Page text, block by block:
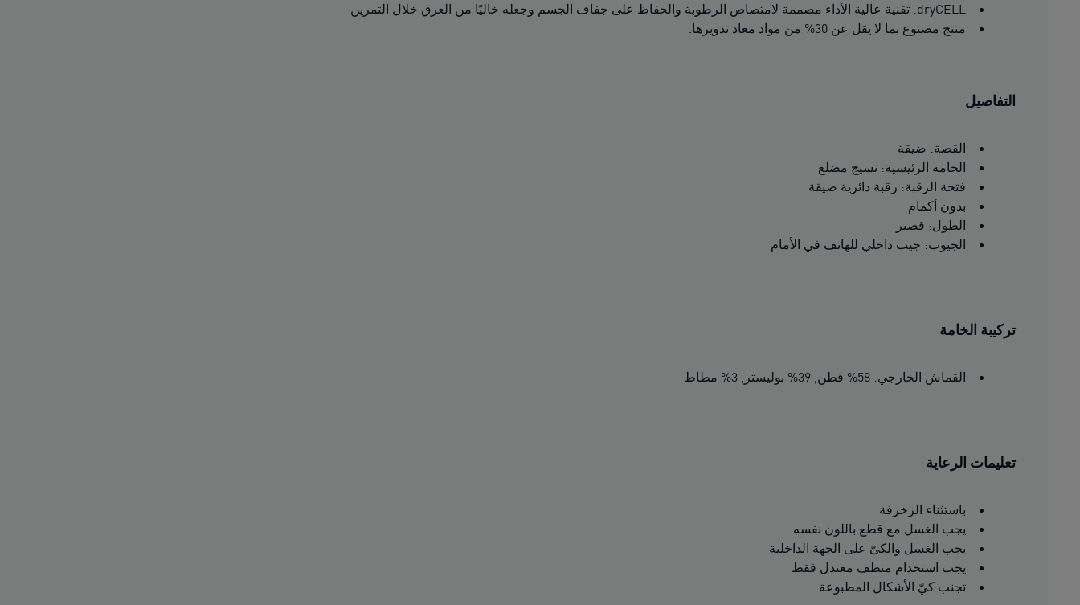
dryCELL: تقنية عالية الأداء مصممة لامتصاص الرطوبة والحفاظ على جفاف الجسم وجعله خاليًا من العرق خلال التمرين
منتج مصنوع بما لا يقل عن 30% من مواد معاد تدويرها.
التفاصيل
القصة: ضيقة
الخامة الرئيسية: نسيج مضلع
فتحة الرقبة: رقبة دائرية ضيقة
بدون أكمام
الطول: قصير
الجيوب: جيب داخلي للهاتف في الأمام
تركيبة الخامة
القماش الخارجي: 58% قطن, 39% بوليستر, 3% مطاط
تعليمات الرعاية
باستثناء الزخرفة
يجب الغسل مع قطع باللون نفسه
يجب الغسل والكىّ على الجهة الداخلية
يجب استخدام منظف معتدل فقط
تجنب كيّ الأشكال المطبوعة